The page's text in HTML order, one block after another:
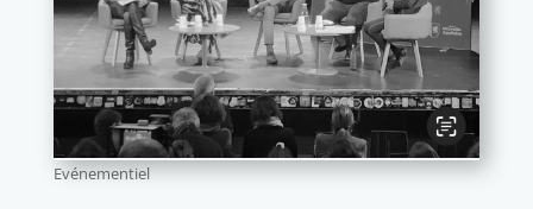
Evénementiel